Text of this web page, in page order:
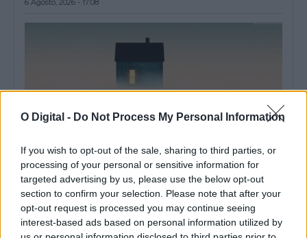
O Digital - Do Not Process My Personal Information
If you wish to opt-out of the sale, sharing to third parties, or
processing of your personal or sensitive information for
targeted advertising by us, please use the below opt-out
section to confirm your selection. Please note that after your
opt-out request is processed you may continue seeing
interest-based ads based on personal information utilized by
6 Agosto, 2026 - 17:08
Professora e escritora de Ferreira do Alentejo lança novo livro
de poesia e recebe distinção internacional
A professora e escritora Maria Isabel da Cruz Montes, residente